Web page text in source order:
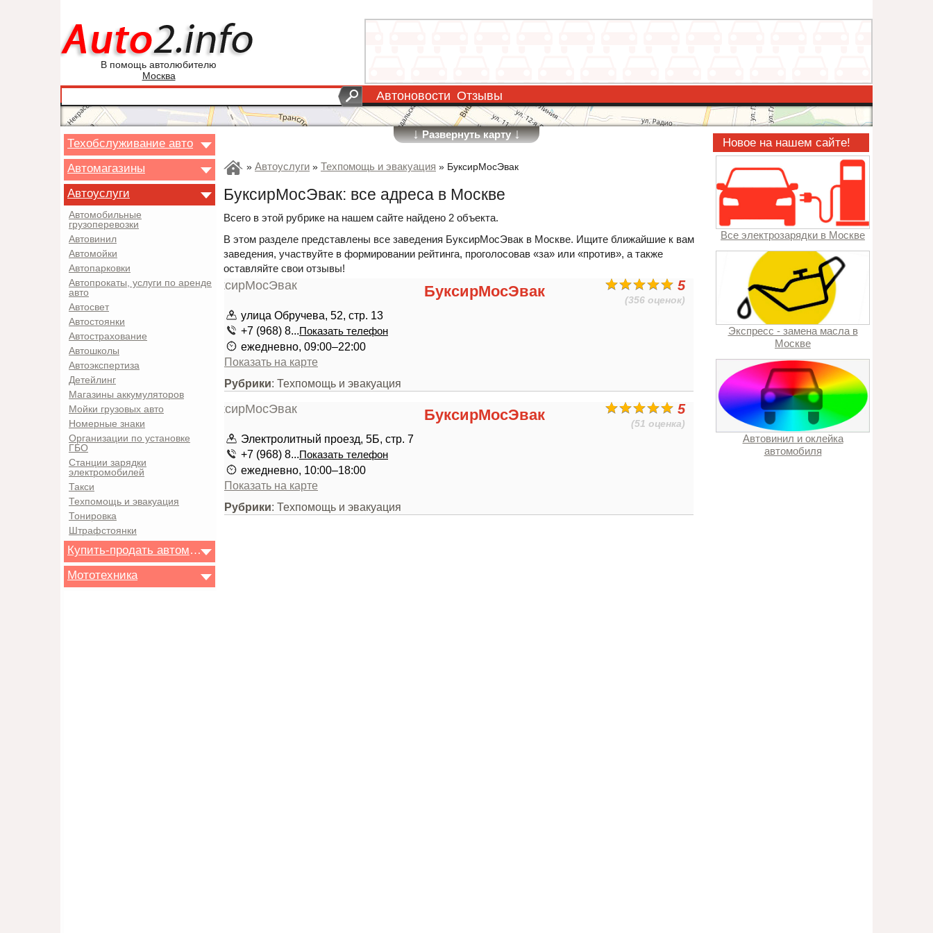
В помощь автолюбителю
Москва
Автоновости Отзывы
↓Развернуть карту↓
Техобслуживание авто
Автомагазины
Автоуслуги
Автомобильные
грузоперевозки
Автовинил
Автомойки
Автопарковки
Автопрокаты, услуги по аренде
авто
Автосвет
Автостоянки
Автострахование
Автошколы
Автоэкспертиза
Детейлинг
Магазины аккумуляторов
Мойки грузовых авто
Номерные знаки
Организации по установке
ГБО
Станции зарядки
электромобилей
Такси
Техпомощь и эвакуация
Тонировка
Штрафстоянки
Купить-продать автомобиль
Мототехника
» Автоуслуги » Техпомощь и эвакуация » БуксирМосЭвак
БуксирМосЭвак: все адреса в Москве
Всего в этой рубрике на нашем сайте найдено 2 объекта.
В этом разделе представлены все заведения БуксирМосЭвак в Москве. Ищите ближайшие к вам
заведения, участвуйте в формировании рейтинга, проголосовав «за» или «против», а также
оставляйте свои отзывы!
5
(356 оценок)
БуксирМосЭвак
улица Обручева, 52, стр. 13
+7 (968) 8...Показать телефон
ежедневно, 09:00–22:00
Показать на карте
Рубрики: Техпомощь и эвакуация
5
(51 оценка)
БуксирМосЭвак
Электролитный проезд, 5Б, стр. 7
+7 (968) 8...Показать телефон
ежедневно, 10:00–18:00
Показать на карте
Рубрики: Техпомощь и эвакуация
Новое на нашем сайте!
Все электрозарядки в Москве
Экспресс - замена масла в
Москве
Автовинил и оклейка
автомобиля